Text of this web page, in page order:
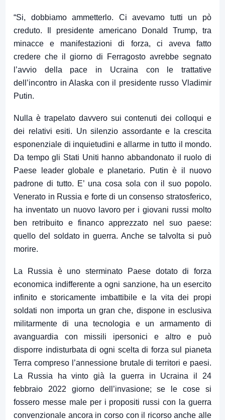
“Si, dobbiamo ammetterlo. Ci avevamo tutti un pò
creduto. Il presidente americano Donald Trump, tra
minacce e manifestazioni di forza, ci aveva fatto
credere che il giorno di Ferragosto avrebbe segnato
l’avvio della pace in Ucraina con le trattative
dell’incontro in Alaska con il presidente russo Vladimir
Putin.
Nulla è trapelato davvero sui contenuti dei colloqui e
dei relativi esiti. Un silenzio assordante e la crescita
esponenziale di inquietudini e allarme in tutto il mondo.
Da tempo gli Stati Uniti hanno abbandonato il ruolo di
Paese leader globale e planetario. Putin è il nuovo
padrone di tutto. E’ una cosa sola con il suo popolo.
Venerato in Russia e forte di un consenso stratosferico,
ha inventato un nuovo lavoro per i giovani russi molto
ben retribuito e financo apprezzato nel suo paese:
quello del soldato in guerra. Anche se talvolta si può
morire.
La Russia è uno sterminato Paese dotato di forza
economica indifferente a ogni sanzione, ha un esercito
infinito e storicamente imbattibile e la vita dei propi
soldati non importa un gran che, dispone in esclusiva
militarmente di una tecnologia e un armamento di
avanguardia con missili ipersonici e altro e può
disporre indisturbata di ogni scelta di forza sul pianeta
Terra compreso l’annessione brutale di territori e paesi.
La Russia ha vinto già la guerra in Ucraina il 24
febbraio 2022 giorno dell’invasione; se le cose si
fossero messe male per i propositi russi con la guerra
convenzionale ancora in corso con il ricorso anche alle